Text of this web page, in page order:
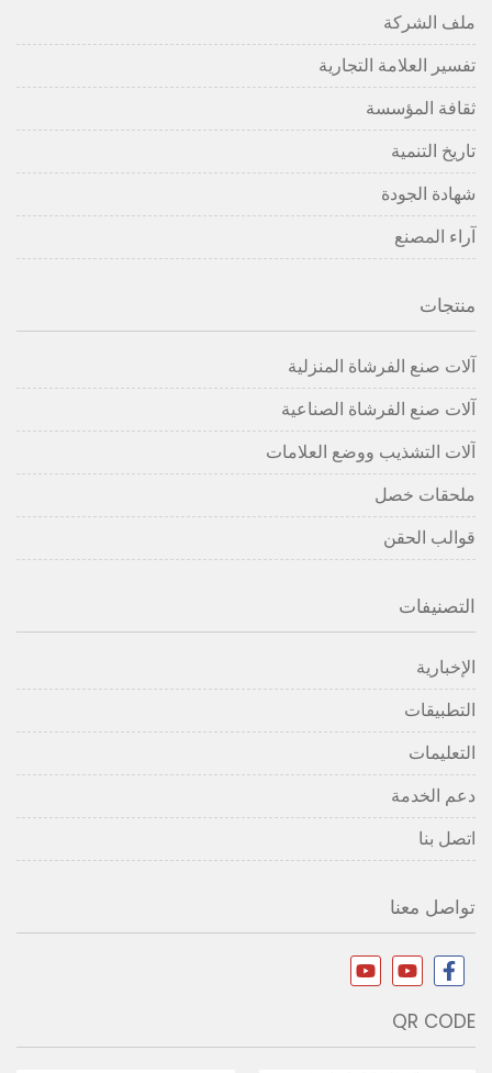
ملف الشركة
تفسير العلامة التجارية
ثقافة المؤسسة
تاريخ التنمية
شهادة الجودة
آراء المصنع
منتجات
آلات صنع الفرشاة المنزلية
آلات صنع الفرشاة الصناعية
آلات التشذيب ووضع العلامات
ملحقات خصل
قوالب الحقن
التصنيفات
الإخبارية
التطبيقات
التعليمات
دعم الخدمة
اتصل بنا
تواصل معنا
QR CODE